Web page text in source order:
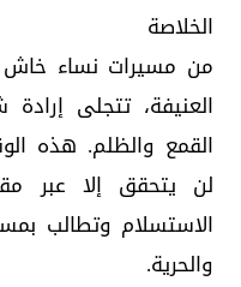
الخلاصة
من مسيرات نساء خاش
العنيفة، تتجلى
القمع والظلم. هذه
لن يتحقق إلا عبر
الاستسلام وتطالب
والحرية.